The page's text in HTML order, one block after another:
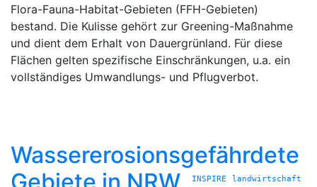
Flora-Fauna-Habitat-Gebieten (FFH-Gebieten)
bestand. Die Kulisse gehört zur Greening-Maßnahme
und dient dem Erhalt von Dauergrünland. Für diese
Flächen gelten spezifische Einschränkungen, u.a. ein
vollständiges Umwandlungs- und Pflugverbot.
Wassererosionsgefährdete
INSPIRE landwirtschaft